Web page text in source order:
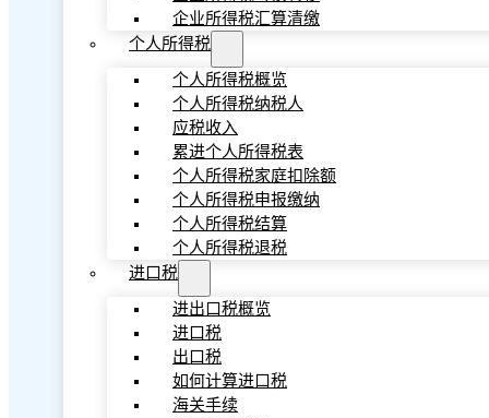
企业所得税汇算清缴
个人所得税
个人所得税概览
个人所得税纳税人
应税收入
累进个人所得税表
个人所得税家庭扣除额
个人所得税申报缴纳
个人所得税结算
个人所得税退税
进口税
进出口税概览
进口税
出口税
如何计算进口税
海关手续